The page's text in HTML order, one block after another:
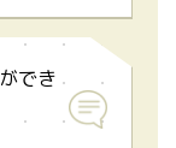
でき